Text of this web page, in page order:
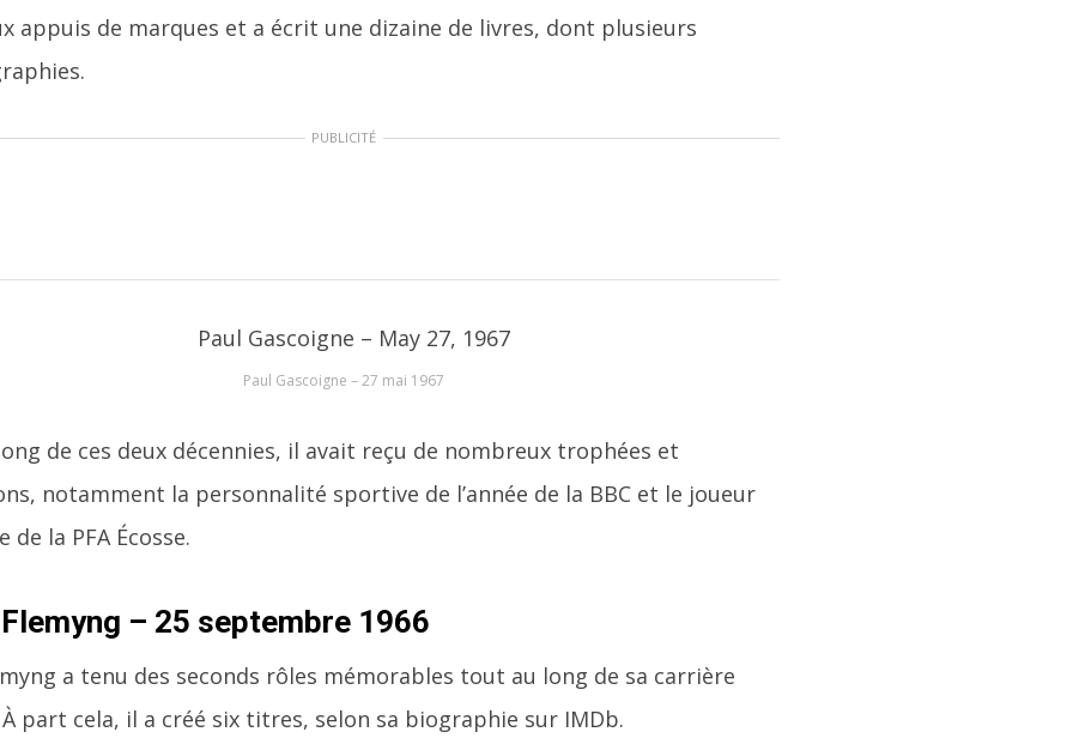
appuis de marques et a écrit une dizaine de livres, dont plusieurs
PUBLICITÉ
Paul Gascoigne – 27 mai 1967
de ces deux décennies, il avait reçu de nombreux trophées et
notamment la personnalité sportive de l’année de la BBC et le joueur
de la PFA Écosse.
– 25 septembre 1966
a tenu des seconds rôles mémorables tout au long de sa carrière
À part cela, il a créé six titres, selon sa biographie sur IMDb.